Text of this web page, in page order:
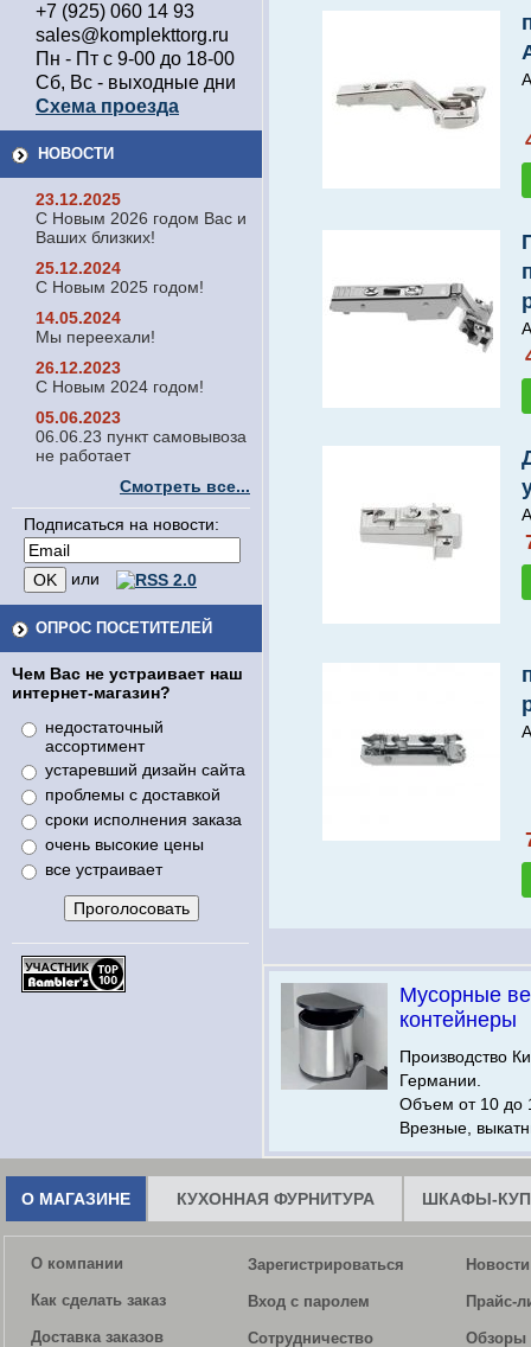
+7 (925) 060 14 93
sales@komplekttorg.ru
Пн - Пт с 9-00 до 18-00
Сб, Вс - выходные дни
Схема проезда
НОВОСТИ
23.12.2025
С Новым 2026 годом Вас и
Ваших близких!
25.12.2024
С Новым 2025 годом!
14.05.2024
Мы переехали!
26.12.2023
С Новым 2024 годом!
05.06.2023
06.06.23 пункт самовывоза
не работает
Смотреть все...
Подписаться на новости:
или
ОПРОС ПОСЕТИТЕЛЕЙ
Чем Вас не устраивает наш
интернет-магазин?
недостаточный
ассортимент
устаревший дизайн сайта
проблемы с доставкой
сроки исполнения заказа
очень высокие цены
все устраивает
Мусорные
контейнеры
Производство
Германии.
Объем от 10 до
Врезные,
О МАГАЗИНЕ КУХОННАЯ ФУРНИТУРА ШКАФЫ-
О компании
Как сделать заказ
Доставка заказов
Зарегистрироваться
Вход с паролем
Сотрудничество
Новости
Прайс-
Обзоры